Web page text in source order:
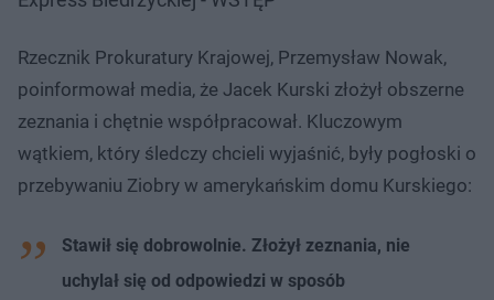
Rzecznik Prokuratury Krajowej, Przemysław Nowak,
poinformował media, że Jacek Kurski złożył obszerne
zeznania i chętnie współpracował. Kluczowym
wątkiem, który śledczy chcieli wyjaśnić, były pogłoski o
przebywaniu Ziobry w amerykańskim domu Kurskiego:
Stawił się dobrowolnie. Złożył zeznania, nie
uchylał się od odpowiedzi w sposób